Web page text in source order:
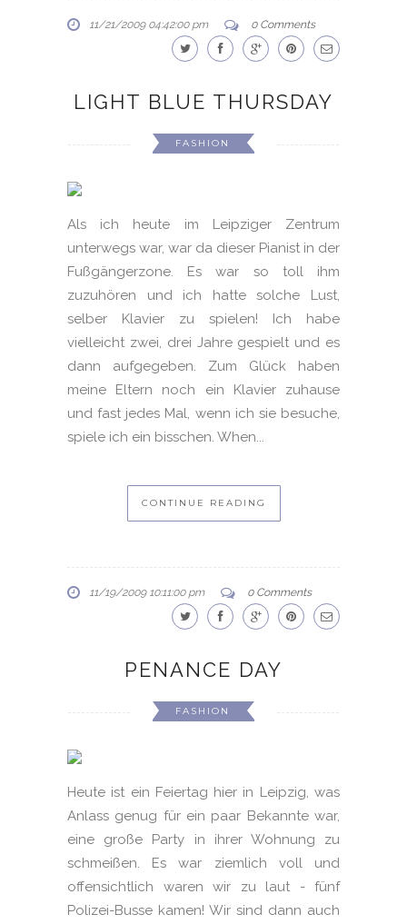
11/21/2009 04:42:00 pm 0 Comments
LIGHT BLUE THURSDAY
FASHION
Als ich heute im Leipziger Zentrum
unterwegs war, war da dieser Pianist in der
Fußgängerzone. Es war so toll ihm
zuzuhören und ich hatte solche Lust,
selber Klavier zu spielen! Ich habe
vielleicht zwei, drei Jahre gespielt und es
dann aufgegeben. Zum Glück haben
meine Eltern noch ein Klavier zuhause
und fast jedes Mal, wenn ich sie besuche,
spiele ich ein bisschen. When...
CONTINUE READING
11/19/2009 10:11:00 pm 0 Comments
PENANCE DAY
FASHION
Heute ist ein Feiertag hier in Leipzig, was
Anlass genug für ein paar Bekannte war,
eine große Party in ihrer Wohnung zu
schmeißen. Es war ziemlich voll und
offensichtlich waren wir zu laut - fünf
Polizei-Busse kamen! Wir sind dann auch